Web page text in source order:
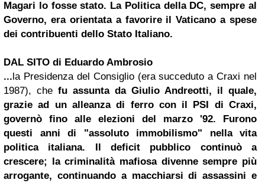
Magari lo fosse stato. La Politica della DC, sempre al
Governo, era orientata a favorire il Vaticano a spese
dei contribuenti dello Stato Italiano.
DAL SITO di Eduardo Ambrosio
...la Presidenza del Consiglio (era succeduto a Craxi nel
1987), che fu assunta da Giulio Andreotti, il quale,
grazie ad un alleanza di ferro con il PSI di Craxi,
governò fino alle elezioni del marzo '92. Furono
questi anni di "assoluto immobilismo" nella vita
politica italiana. Il deficit pubblico continuò a
crescere; la criminalità mafiosa divenne sempre più
arrogante, continuando a macchiarsi di assassini e